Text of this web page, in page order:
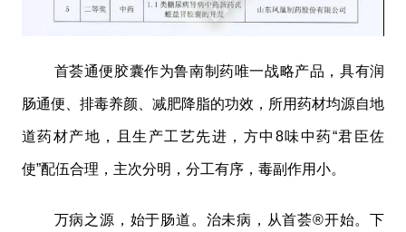
首荟通便胶囊作为鲁南制药唯一战略产品，具有润
肠通便、排毒养颜、减肥降脂的功效，所用药材均源自地
道药材产地，且生产工艺先进，方中8味中药“君臣佐
使”配伍合理，主次分明，分工有序，毒副作用小。
万病之源，始于肠道。治未病，从首荟®开始。下